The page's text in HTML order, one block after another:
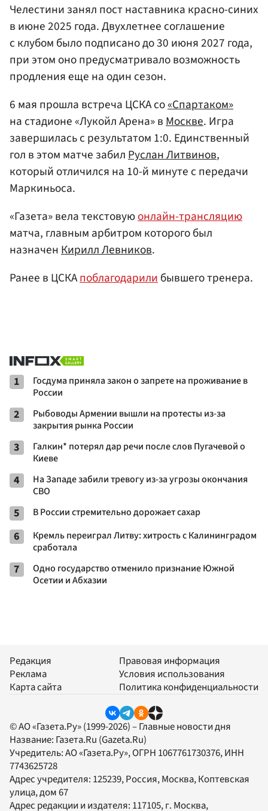
Челестини занял пост наставника красно-синих
в июне 2025 года. Двухлетнее соглашение
с клубом было подписано до 30 июня 2027 года,
при этом оно предусматривало возможность
продления еще на один сезон.
6 мая прошла встреча ЦСКА со«Спартаком»
на стадионе «Лукойл Арена» вМоскве. Игра
завершилась с результатом 1:0. Единственный
гол в этом матче забилРуслан Литвинов,
который отличился на 10-й минуте с передачи
Маркиньоса.
«Газета» вела текстовуюонлайн-трансляцию
матча, главным арбитром которого был
назначенКирилл Левников.
Ранее в ЦСКАпоблагодарилибывшего тренера.
1
Госдума приняла закон о запрете на проживание в
России
2
Рыбоводы Армении вышли на протесты из-за
закрытия рынка России
3
Галкин* потерял дар речи после слов Пугачевой о
Киеве
4
На Западе забили тревогу из-за угрозы окончания
СВО
5 В России стремительно дорожает сахар
6
Кремль переиграл Литву: хитрость с Калининградом
сработала
7
Одно государство отменило признание Южной
Осетии и Абхазии
Редакция
Реклама
Карта сайта
Правовая информация
Условия использования
Политика конфиденциальности
© АО «Газета.Ру» (1999-2026) – Главные новости дня
Название: Газета.Ru (Gazeta.Ru)
Учредитель:АО «Газета.Ру», ОГРН 1067761730376, ИНН
7743625728
Адрес учредителя: 125239, Россия, Москва, Коптевская
улица, дом 67
Адрес редакции и издателя: 117105, г. Москва,